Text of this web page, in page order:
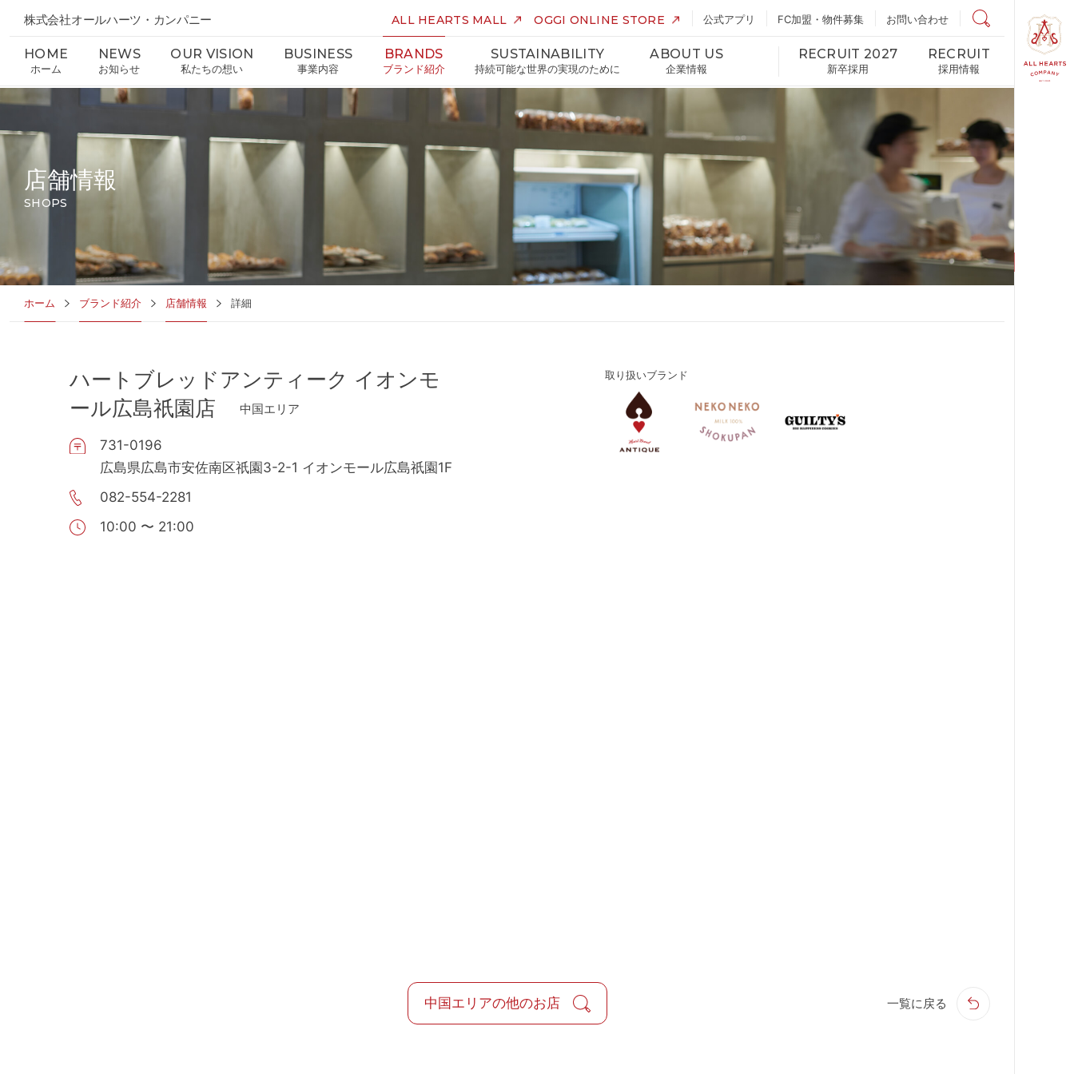
株式会社オールハーツ・カンパニー ALL HEARTS MALL OGGI ONLINE STORE 公式アプリ FC加盟・物件募集 お問い合わせ
店舗検索
HOME
ホーム
NEWS
お知らせ
OUR VISION
私たちの想い
BUSINESS
事業内容
BRANDS
ブランド紹介
SUSTAINABILITY
持続可能な世界の実現のために
ABOUT US
企業情報
RECRUIT 2027
新卒採用
RECRUIT
採用情報
店舗情報
SHOPS
ホーム ブランド紹介 店舗情報 詳細
ハートブレッドアンティーク イオンモ
ール広島祇園店
中国エリア
731-0196
広島県広島市安佐南区祇園3-2-1 イオンモール広島祇園1F
082-554-2281
10:00 〜 21:00
取り扱いブランド
中国エリアの他のお店 一覧に戻る